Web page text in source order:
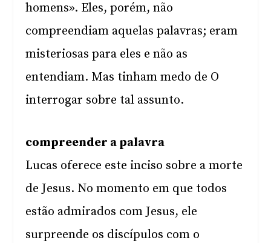
homens». Eles, porém, não
compreendiam aquelas palavras; eram
misteriosas para eles e não as
entendiam. Mas tinham medo de O
interrogar sobre tal assunto.
compreender a palavra
Lucas oferece este inciso sobre a morte
de Jesus. No momento em que todos
estão admirados com Jesus, ele
surpreende os discípulos com o